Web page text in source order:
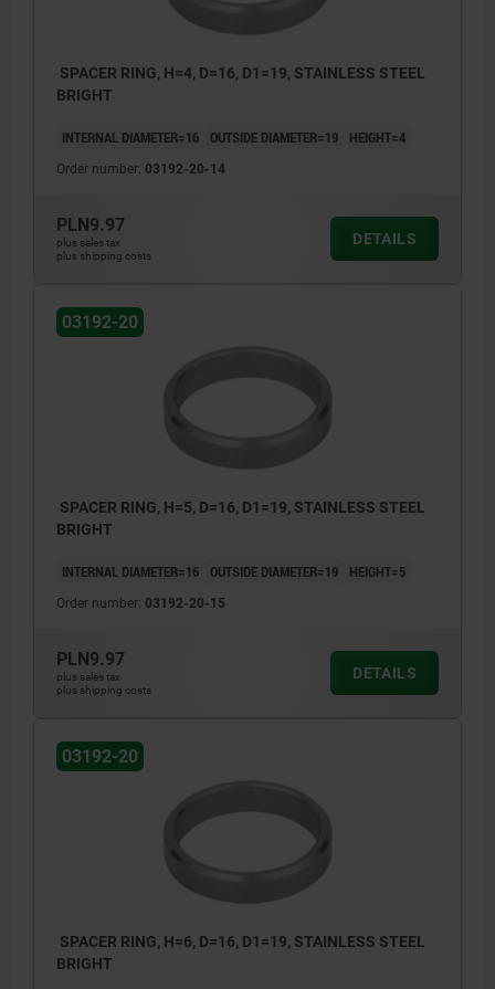
2) Push button latch
SPACER RING, H=4, D=16, D1=19, STAINLESS STEEL
BRIGHT
INTERNAL DIAMETER=16 OUTSIDE DIAMETER=19 HEIGHT=4
Order number: 03192-20-14
PLN9.97
plus sales tax
plus shipping costs
DETAILS
03192-20
SPACER RING, H=5, D=16, D1=19, STAINLESS STEEL
BRIGHT
INTERNAL DIAMETER=16 OUTSIDE DIAMETER=19 HEIGHT=5
Order number: 03192-20-15
PLN9.97
plus sales tax
plus shipping costs
DETAILS
03192-20
SPACER RING, H=6, D=16, D1=19, STAINLESS STEEL
BRIGHT